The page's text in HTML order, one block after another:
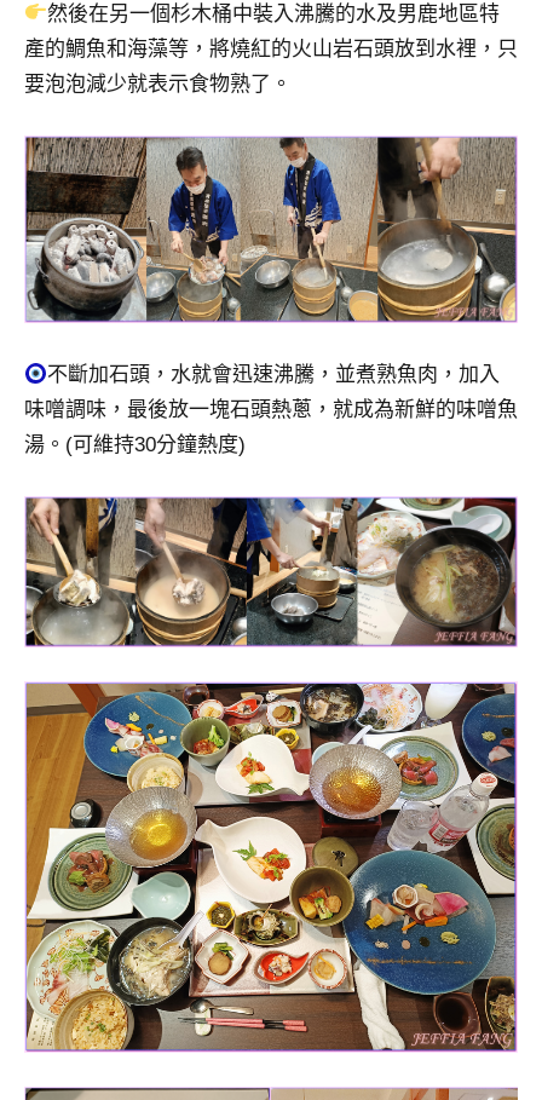
然後在另一個杉木桶中裝入沸騰的水及男鹿地區特
產的鯛魚和海藻等，將燒紅的火山岩石頭放到水裡，只
要泡泡減少就表示食物熟了。
不斷加石頭，水就會迅速沸騰，並煮熟魚肉，加入
味噌調味，最後放一塊石頭熱蔥，就成為新鮮的味噌魚
湯。(可維持30分鐘熱度)